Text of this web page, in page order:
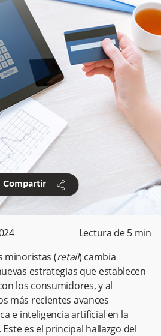
Compartir share
Lectura de5 min
minoristas (retail) cambia
estrategias que establecen
los consumidores, y al
más recientes avances
e inteligencia artificial en la
es el principal hallazgo del